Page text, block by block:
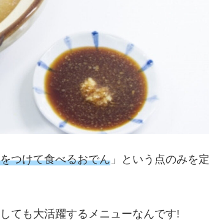
つけて食べるおでん 」という点のみを定
ても大活躍するメニューなんです!